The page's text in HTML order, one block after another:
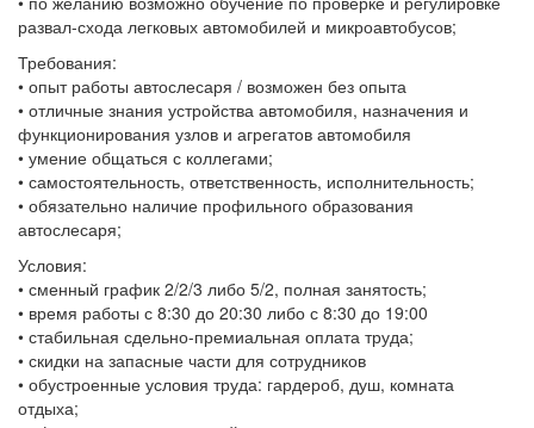
развал-схода легковых автомобилей и микроавтобусов;
Требования:
• опыт работы автослесаря / возможен без опыта
• отличные знания устройства автомобиля, назначения и
функционирования узлов и агрегатов автомобиля
• умение общаться с коллегами;
• самостоятельность, ответственность, исполнительность;
• обязательно наличие профильного образования
автослесаря;
Условия:
• сменный график 2/2/3 либо 5/2, полная занятость;
• время работы с 8:30 до 20:30 либо с 8:30 до 19:00
• стабильная сдельно-премиальная оплата труда;
• скидки на запасные части для сотрудников
• обустроенные условия труда: гардероб, душ, комната
отдыха;